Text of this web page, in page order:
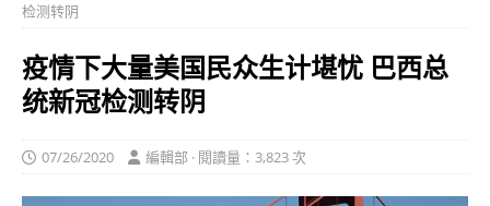
检测转阴
疫情下大量美国民众生计堪忧 巴西总
统新冠检测转阴
07/26/2020 編輯部 · 閱讀量：3,823 次